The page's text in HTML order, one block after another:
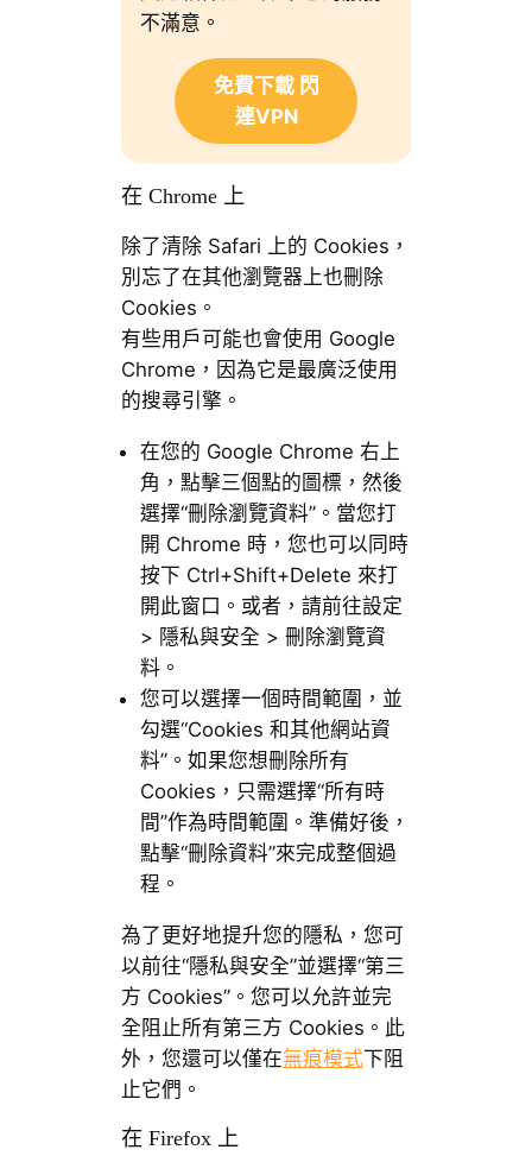
不滿意。
免費下載 閃
連VPN
在 Chrome 上
除了清除 Safari 上的 Cookies，
別忘了在其他瀏覽器上也刪除
Cookies。
有些用戶可能也會使用 Google
Chrome，因為它是最廣泛使用
的搜尋引擎。
在您的 Google Chrome 右上
角，點擊三個點的圖標，然後
選擇“刪除瀏覽資料”。當您打
開 Chrome 時，您也可以同時
按下 Ctrl+Shift+Delete 來打
開此窗口。或者，請前往設定
> 隱私與安全 > 刪除瀏覽資
料。
您可以選擇一個時間範圍，並
勾選“Cookies 和其他網站資
料”。如果您想刪除所有
Cookies，只需選擇“所有時
間”作為時間範圍。準備好後，
點擊“刪除資料”來完成整個過
程。
為了更好地提升您的隱私，您可
以前往“隱私與安全”並選擇“第三
方 Cookies”。您可以允許並完
全阻止所有第三方 Cookies。此
外，您還可以僅在無痕模式下阻
止它們。
在 Firefox 上